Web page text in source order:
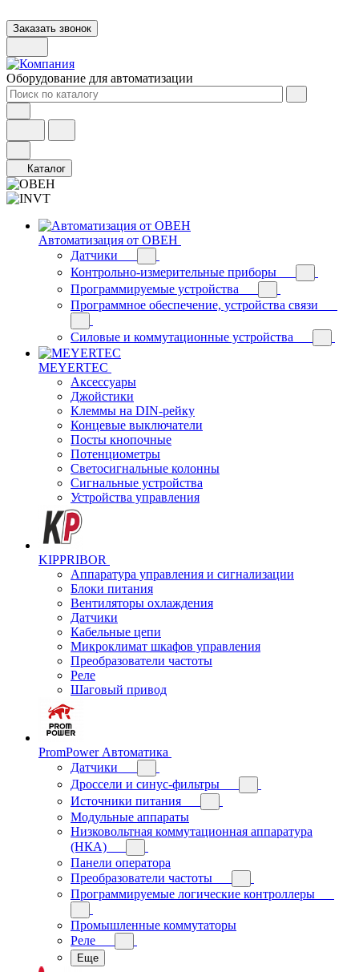
Заказать звонок
Оборудование для автоматизации
Каталог
Автоматизация от ОВЕН
Датчики
Контрольно-измерительные приборы
Программируемые устройства
Программное обеспечение, устройства связи
Силовые и коммутационные устройства
MEYERTEC
Аксессуары
Джойстики
Клеммы на DIN-рейку
Концевые выключатели
Посты кнопочные
Потенциометры
Светосигнальные колонны
Сигнальные устройства
Устройства управления
KIPPRIBOR
Аппаратура управления и сигнализации
Блоки питания
Вентиляторы охлаждения
Датчики
Кабельные цепи
Микроклимат шкафов управления
Преобразователи частоты
Реле
Шаговый привод
PromPower Автоматика
Датчики
Дроссели и синус-фильтры
Источники питания
Модульные аппараты
Низковольтная коммутационная аппаратура
(НКА)
Панели оператора
Преобразователи частоты
Программируемые логические контроллеры
Промышленные коммутаторы
Реле
Еще